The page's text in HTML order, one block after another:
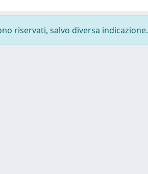
riservati, salvo diversa indicazione.